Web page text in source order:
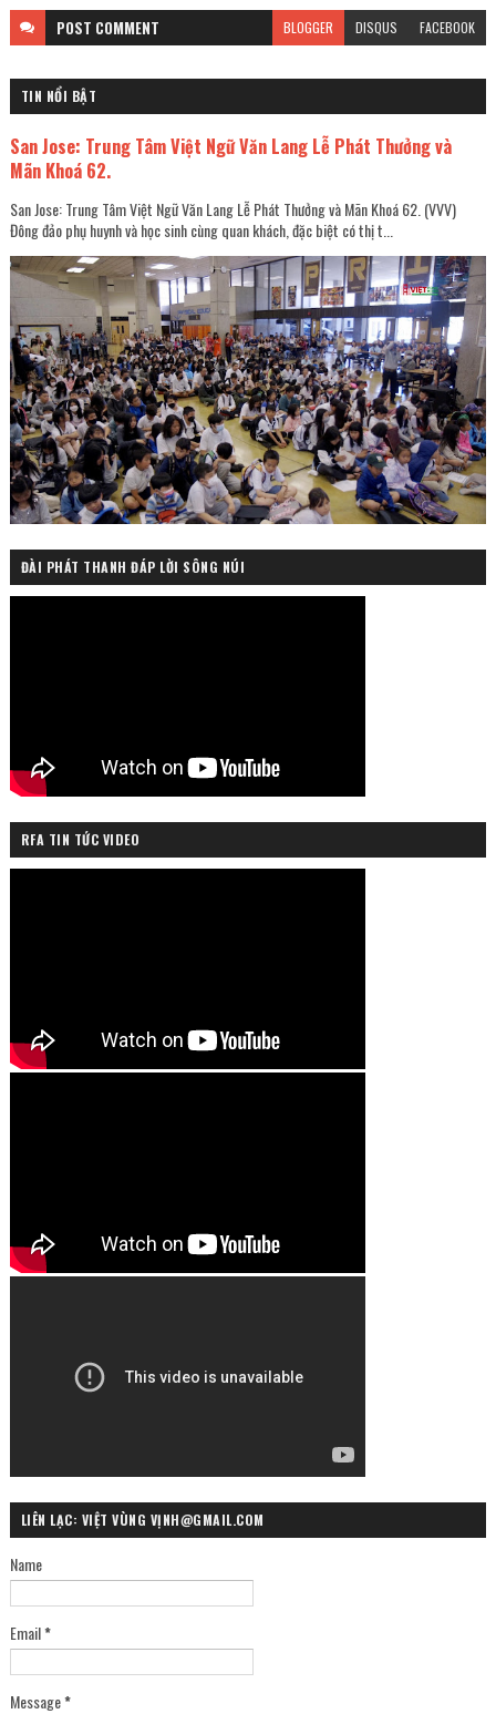
POST COMMENT BLOGGER DISQUS FACEBOOK
TIN NỔI BẬT
San Jose: Trung Tâm Việt Ngữ Văn Lang Lễ Phát Thưởng và
Mãn Khoá 62.
San Jose: Trung Tâm Việt Ngữ Văn Lang Lễ Phát Thưởng và Mãn Khoá 62. (VVV)
Đông đảo phụ huynh và học sinh cùng quan khách, đặc biệt có thị t...
ĐÀI PHÁT THANH ĐÁP LỜI SÔNG NÚI
RFA TIN TỨC VIDEO
LIÊN LẠC: VIỆT VÙNG VỊNH@GMAIL.COM
Name
Email*
Message*